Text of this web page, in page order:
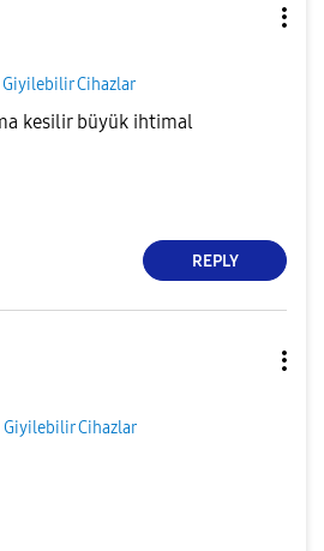
Giyilebilir Cihazlar
kesilir büyük ihtimal
REPLY
Giyilebilir Cihazlar